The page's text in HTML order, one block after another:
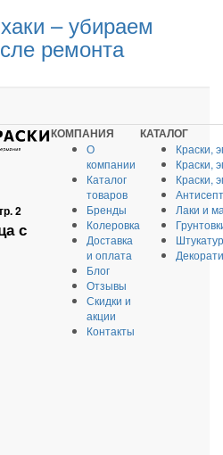
– убираем
ремонта
2
с
КОМПАНИЯ
О
компании
Каталог
товаров
Бренды
Колеровка
Доставка
и оплата
Блог
Отзывы
Скидки и
акции
Контакты
КАТАЛОГ
Краски,
Краски,
Краски,
Лаки и